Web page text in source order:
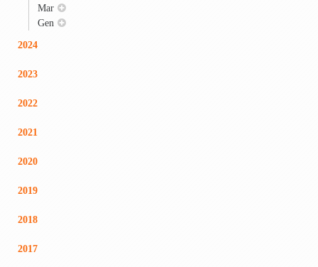
Mar
Gen
2024
2023
2022
2021
2020
2019
2018
2017